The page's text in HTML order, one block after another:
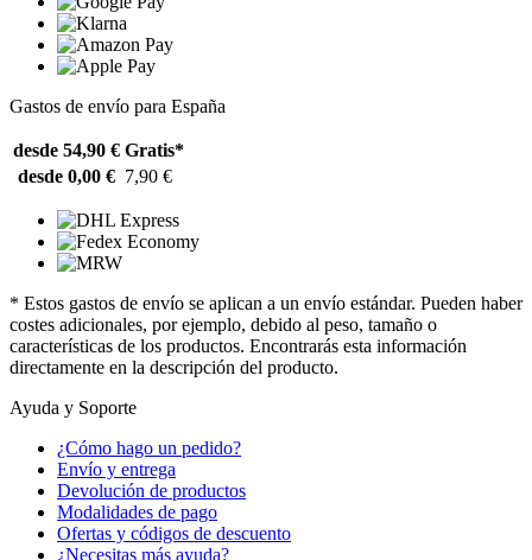
Gastos de envío para España
desde 54,90 € Gratis*
desde 0,00 € 7,90 €
* Estos gastos de envío se aplican a un envío estándar. Pueden haber
costes adicionales, por ejemplo, debido al peso, tamaño o
características de los productos. Encontrarás esta información
directamente en la descripción del producto.
Ayuda y Soporte
¿Cómo hago un pedido?
Envío y entrega
Devolución de productos
Modalidades de pago
Ofertas y códigos de descuento
¿Necesitas más ayuda?